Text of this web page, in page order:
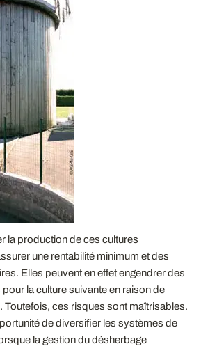
la production de ces cultures
une rentabilité minimum et des
Elles peuvent en effet engendrer des
la culture suivante en raison de
Toutefois, ces risques sont maîtrisables.
de diversifier les systèmes de
la gestion du désherbage